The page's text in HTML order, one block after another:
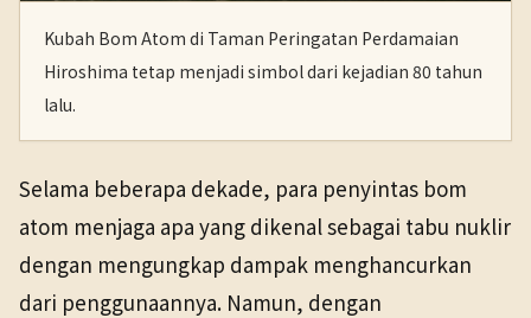
Kubah Bom Atom di Taman Peringatan Perdamaian
Hiroshima tetap menjadi simbol dari kejadian 80 tahun
lalu.
Selama beberapa dekade, para penyintas bom
atom menjaga apa yang dikenal sebagai tabu nuklir
dengan mengungkap dampak menghancurkan
dari penggunaannya. Namun, dengan